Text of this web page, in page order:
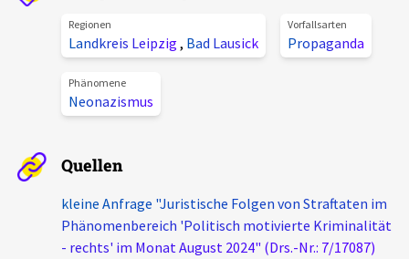
Aktuelles
Veranstaltungen
Podcasts
Über uns
Kontakt
Unterstützer_innen
Regionen
Landkreis Leipzig , Bad Lausick
Vorfallsarten
Propaganda
Phänomene
Neonazismus
Quellen
kleine Anfrage "Juristische Folgen von Straftaten im
Phänomenbereich 'Politisch motivierte Kriminalität
- rechts' im Monat August 2024" (Drs.-Nr.: 7/17087)